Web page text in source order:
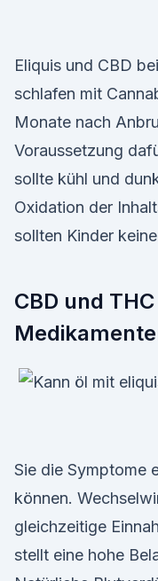
Eliquis und CBD
schlafen mit
Monate nach
Voraussetzung
sollte kühl und
Oxidation der
sollten Kinder
CBD und
Sie die Symptome
können.
gleichzeitige
stellt eine hohe